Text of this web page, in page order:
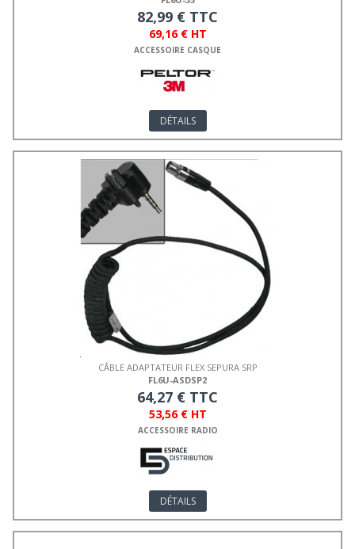
82,99 € TTC
69,16 € HT
ACCESSOIRE CASQUE
DÉTAILS
CÂBLE ADAPTATEUR FLEX SEPURA SRP
FL6U-ASDSP2
64,27 € TTC
53,56 € HT
ACCESSOIRE RADIO
DÉTAILS